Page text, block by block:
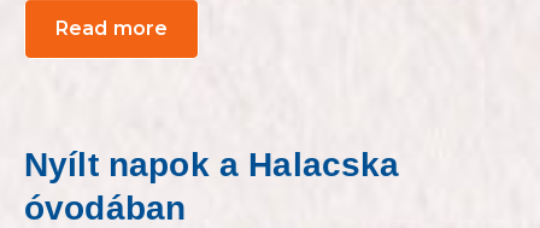
Read more
Nyílt napok a Halacska
óvodában